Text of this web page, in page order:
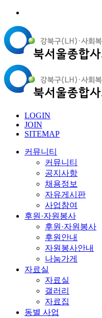
LOGIN
JOIN
SITEMAP
커뮤니티
커뮤니티
공지사항
채용정보
자유게시판
사업참여
후원·자원봉사
후원·자원봉사
후원안내
자원봉사안내
나눔가게
자료실
자료실
갤러리
자료집
동별 사업